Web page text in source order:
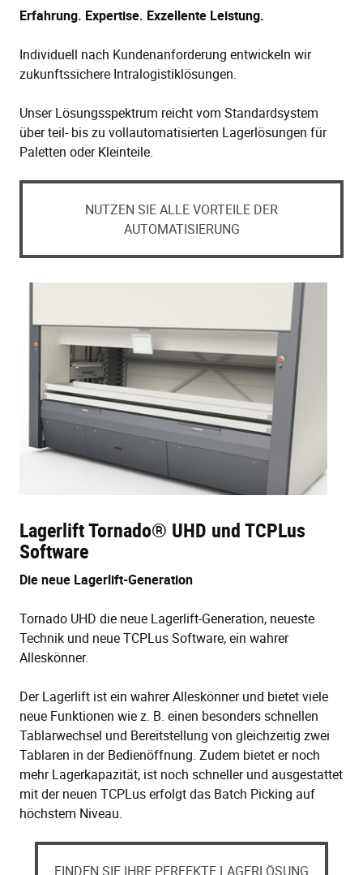
Erfahrung. Expertise. Exzellente Leistung.
Individuell nach Kundenanforderung entwickeln wir
zukunftssichere Intralogistiklösungen.
Unser Lösungsspektrum reicht vom Standardsystem
über teil- bis zu vollautomatisierten Lagerlösungen für
Paletten oder Kleinteile.
NUTZEN SIE ALLE VORTEILE DER
AUTOMATISIERUNG
Lagerlift Tornado® UHD und TCPLus
Software
Die neue Lagerlift-Generation
Tornado UHD die neue Lagerlift-Generation, neueste
Technik und neue TCPLus Software, ein wahrer
Alleskönner.
Der Lagerlift ist ein wahrer Alleskönner und bietet viele
neue Funktionen wie z. B. einen besonders schnellen
Tablarwechsel und Bereitstellung von gleichzeitig zwei
Tablaren in der Bedienöffnung. Zudem bietet er noch
mehr Lagerkapazität, ist noch schneller und ausgestattet
mit der neuen TCPLus erfolgt das Batch Picking auf
höchstem Niveau.
FINDEN SIE IHRE PERFEKTE LAGERLÖSUNG